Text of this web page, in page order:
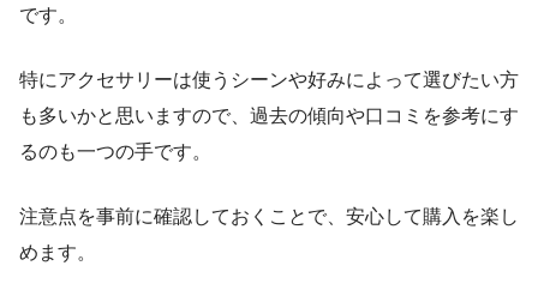
です。
特にアクセサリーは使うシーンや好みによって選びたい方
も多いかと思いますので、過去の傾向や口コミを参考にす
るのも一つの手です。
注意点を事前に確認しておくことで、安心して購入を楽し
めます。